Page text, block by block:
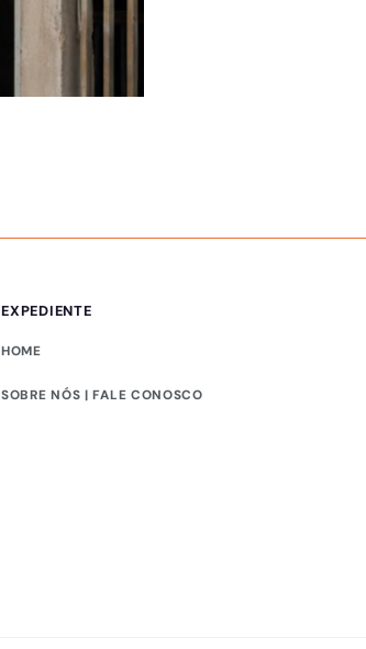
EXPEDIENTE
HOME
SOBRE NÓS | FALE CONOSCO